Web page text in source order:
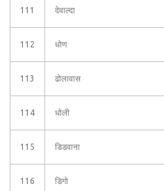
111 देवाल्दा
112 धोण
113 ढोलावास
114 धोली
115 डिडवाना
116 डिगो